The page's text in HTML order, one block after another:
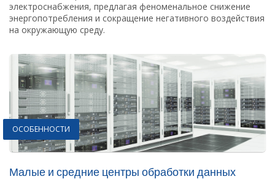
электроснабжения, предлагая феноменальное снижение
энергопотребления и сокращение негативного воздействия
на окружающую среду.
ОСОБЕННОСТИ
Малые и средние центры обработки данных